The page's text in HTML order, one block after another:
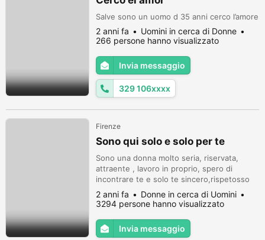
Salve sono un uomo d 35 anni cerco l’amore
2 anni fa
Uomini in cerca di Donne
266 persone hanno visualizzato
Invia messaggio
329 106xxxx
Firenze
Sono qui solo e solo per te
Sono una donna molto seria, riservata,
attraente , lavoro in proprio, spero di
incontrare te e solo te sincero,rispetosso
per farti sentirti l,unico, non divertimento,
non persone che non sano a rispettarsi,
over 55, whatsapp 3716420318
2 anni fa
Donne in cerca di Uomini
3294 persone hanno visualizzato
Invia messaggio